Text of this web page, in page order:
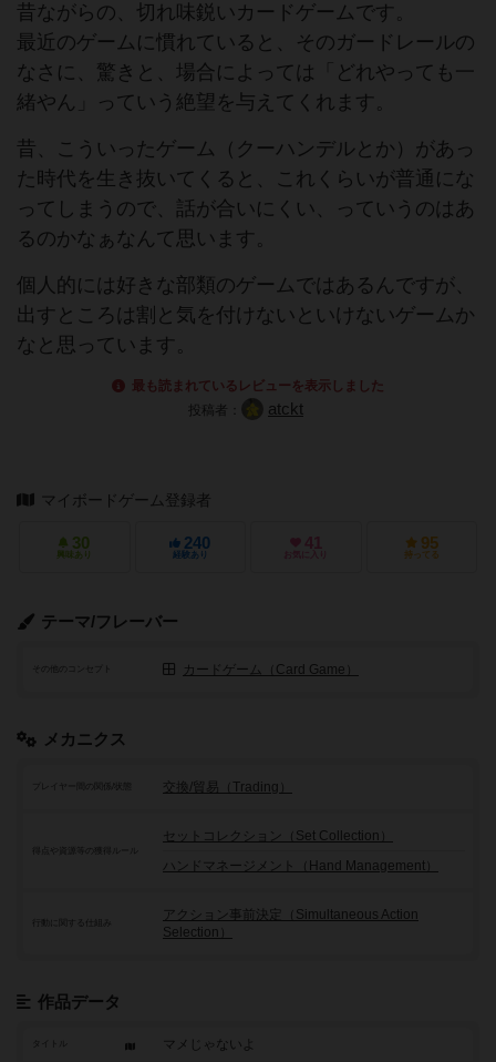
昔ながらの、切れ味鋭いカードゲームです。
最近のゲームに慣れていると、そのガードレールの
なさに、驚きと、場合によっては「どれやっても一
緒やん」っていう絶望を与えてくれます。
昔、こういったゲーム（クーハンデルとか）があっ
た時代を生き抜いてくると、これくらいが普通にな
ってしまうので、話が合いにくい、っていうのはあ
るのかなぁなんて思います。
個人的には好きな部類のゲームではあるんですが、
出すところは割と気を付けないといけないゲームか
なと思っています。
最も読まれているレビューを表示しました
投稿者：
atckt
マイボードゲーム登録者
30
興味あり
240
経験あり
41
お気に入り
95
持ってる
テーマ/フレーバー
その他のコンセプト カードゲーム（Card Game）
メカニクス
プレイヤー間の関係/状態 交換/貿易（Trading）
セットコレクション（Set Collection）
ハンドマネージメント（Hand Management）
行動に関する仕組み
アクション事前決定（Simultaneous Action
Selection）
作品データ
タイトル マメじゃないよ